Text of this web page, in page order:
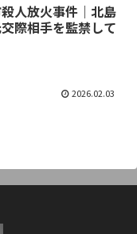
人放火事件｜北島
際相手を監禁して
2026.02.03